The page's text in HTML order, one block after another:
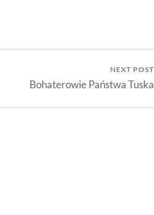
NEXT POST
Bohaterowie Państwa Tuska